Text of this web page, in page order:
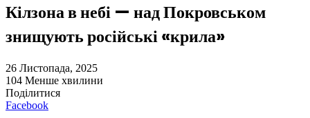
Кілзона в небі — над Покровськом
знищують російські «крила»
26 Листопада, 2025
104 Менше хвилини
Поділитися
Facebook